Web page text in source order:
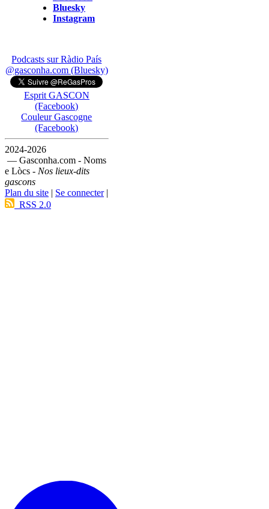
Bluesky
Instagram
Podcasts sur Ràdio País
@gasconha.com (Bluesky)
Esprit GASCON
(Facebook)
Couleur Gascogne
(Facebook)
2024-2026
— Gasconha.com - Noms
e Lòcs - Nos lieux-dits
gascons
Plan du site | Se connecter|
RSS 2.0